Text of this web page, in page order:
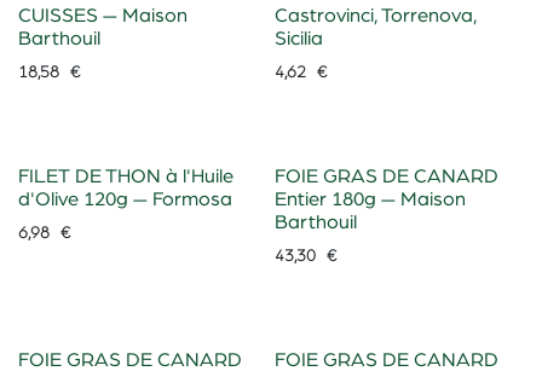
CUISSES — Maison
Barthouil
18,58 €
Castrovinci, Torrenova,
Sicilia
4,62€
FILET DE THON à l'Huile
d'Olive 120g — Formosa
6,98 €
FOIE GRAS DE CANARD
Entier 180g — Maison
Barthouil
43,30€
FOIE GRAS DE CANARD
FOIE GRAS DE CANARD